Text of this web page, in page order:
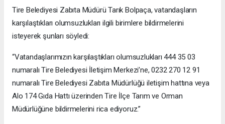
Tire Belediyesi Zabıta Müdürü Tarık Bolpaça, vatandaşların
karşılaştıkları olumsuzlukları ilgili birimlere bildirmelerini
isteyerek şunları söyledi:
“Vatandaşlarımızın karşılaştıkları olumsuzlukları 444 35 03
numaralı Tire Belediyesi İletişim Merkezi’ne, 0232 270 12 91
numaralı Tire Belediyesi Zabıta Müdürlüğü iletişim hattına veya
Alo 174 Gıda Hattı üzerinden Tire İlçe Tarım ve Orman
Müdürlüğüne bildirmelerini rica ediyoruz.”